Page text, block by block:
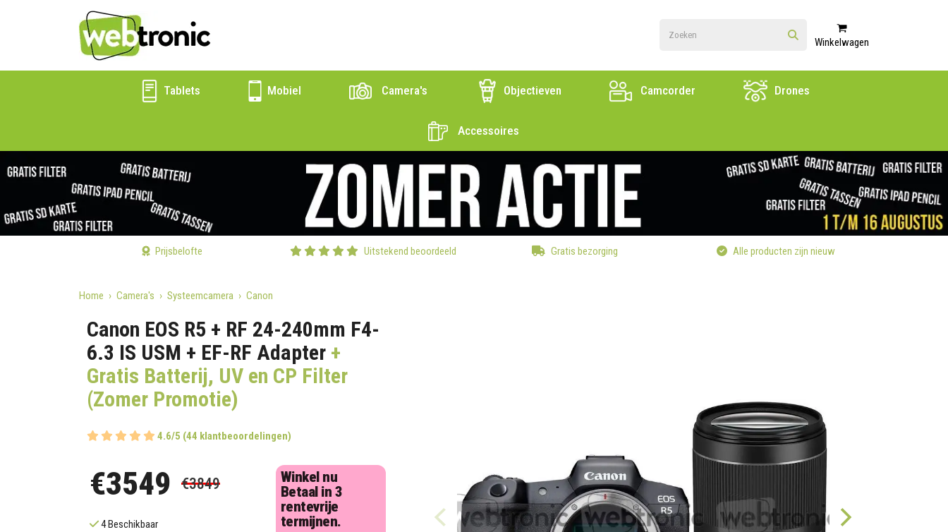
Winkelwagen
Tablets Mobiel Camera's Objectieven Camcorder Drones
Accessoires
Prijsbelofte Uitstekend beoordeeld Gratis bezorging Alle producten zijn nieuw
Home Camera's Systeemcamera Canon
Canon EOS R5 + RF 24-240mm F4-
6.3 IS USM + EF-RF Adapter +
Gratis Batterij, UV en CP Filter
(Zomer Promotie)
4.6/5 (44 klantbeoordelingen)
€3549 €3849
4 Beschikbaar
Winkel nu
Betaal in 3
rentevrije
termijnen.